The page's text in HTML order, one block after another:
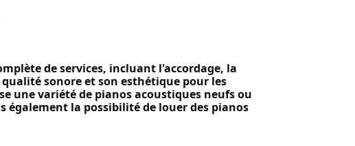
de services, incluant l'accordage, la
sonore et son esthétique pour les
une variété de pianos acoustiques neufs ou
également la possibilité de louer des pianos